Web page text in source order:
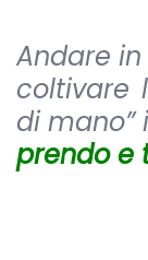
Andare
coltivare
di
prendo e